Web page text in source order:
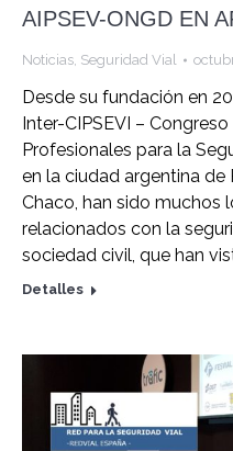
AIPSEV-ONGD EN
Noticias, Seguridad Vial
Desde su fundación en
Inter-CIPSEVI –
Profesionales para la
en la ciudad argentina de
Chaco, han sido muchos
relacionados con la
sociedad civil, que han
Detalles